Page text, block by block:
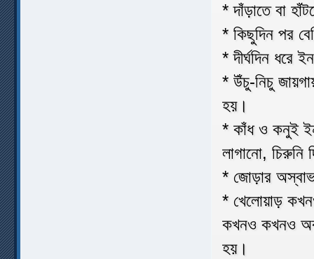
* দাঁড়াতে বা
* কিছুদিন পর
* দীর্ঘদিন ধরে
* উঁচু-নিচু
হয়।
* কাঁধ ও কনুই
লাগানো, চিরুনি
* জোড়ার
* খেলোয়াড়
কখনও কখনও
হয়।